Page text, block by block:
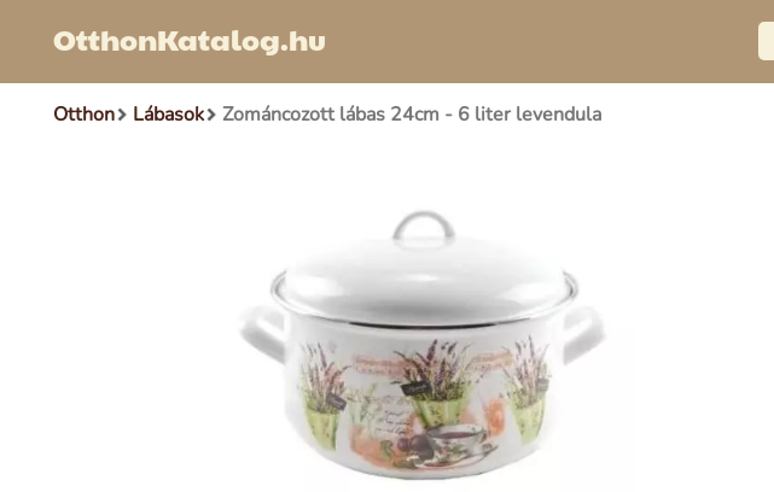
OtthonKatalog.hu
Otthon Lábasok Zománcozott lábas 24cm - 6 liter levendula